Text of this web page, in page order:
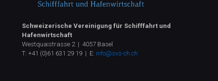
Schweizerische Vereinigung für Schifffahrt und
Hafenwirtschaft
Westquaistrasse 2 | 4057 Basel
T: +41 (0)61 631 29 19 | E: info@svs-ch.ch